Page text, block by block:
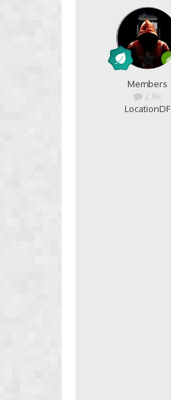
Members
2.8k
LocationDF